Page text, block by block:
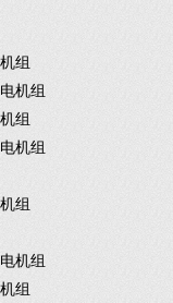
组
机组
组
机组
组
机组
组